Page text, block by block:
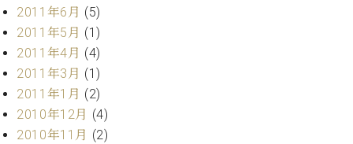
2011年6月 (5)
2011年5月 (1)
2011年4月 (4)
2011年3月 (1)
2011年1月 (2)
2010年12月 (4)
2010年11月 (2)